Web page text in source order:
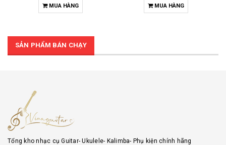
MUA HÀNG MUA HÀNG
SẢN PHẨM BÁN CHẠY
Tổng kho nhạc cụ Guitar- Ukulele- Kalimba- Phụ kiện chính hãng